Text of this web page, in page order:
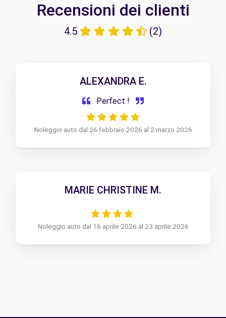
Recensioni dei clienti
4.5 (2)
ALEXANDRA E.
Perfect !
Noleggio auto dal 26 febbraio 2026 al 2 marzo 2026
MARIE CHRISTINE M.
Noleggio auto dal 16 aprile 2026 al 23 aprile 2026